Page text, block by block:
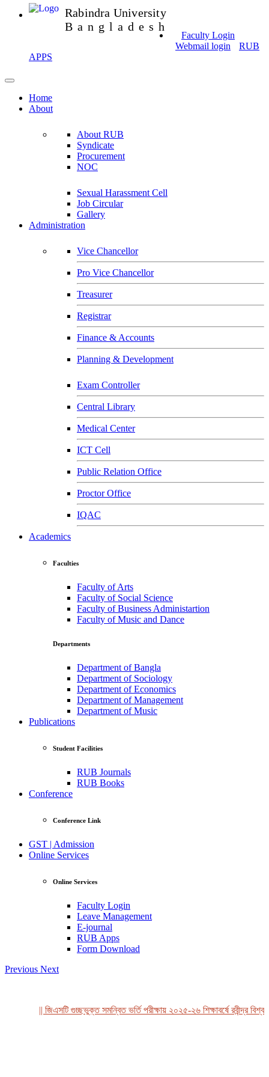
Rabindra University
Bangladesh
Faculty Login
Webmail login
RUB
APPS
Home
About
About RUB
Syndicate
Procurement
NOC
Sexual Harassment Cell
Job Circular
Gallery
Administration
Vice Chancellor
Pro Vice Chancellor
Treasurer
Registrar
Finance & Accounts
Planning & Development
Exam Controller
Central Library
Medical Center
ICT Cell
Public Relation Office
Proctor Office
IQAC
Academics
Faculties
Faculty of Arts
Faculty of Social Science
Faculty of Business Administartion
Faculty of Music and Dance
Departments
Department of Bangla
Department of Sociology
Department of Economics
Department of Management
Department of Music
Publications
Student Facilities
RUB Journals
RUB Books
Conference
Conference Link
GST | Admission
Online Services
Online Services
Faculty Login
Leave Management
E-journal
RUB Apps
Form Download
Previous Next
|| জিএসটি গুচ্ছভুক্ত সমন্বিত ভর্তি পরীক্ষায় ২০২৫-২৬ শিক্ষাবর্ষে রবীন্দ্র